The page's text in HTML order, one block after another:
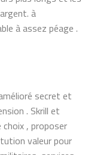
à
à assez péage .
secret et
. Skrill et
, proposer
valeur pour